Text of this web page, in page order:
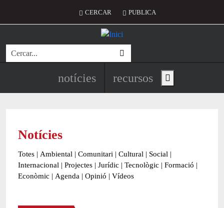
Menú del compte d'usuari
CERCAR PUBLICA
Cerca
Navegació principal de
notícies recursos Show main menu
Notícies
Totes | Ambiental | Comunitari | Cultural | Social |
Internacional | Projectes | Jurídic | Tecnològic | Formació |
Econòmic | Agenda | Opinió | Vídeos